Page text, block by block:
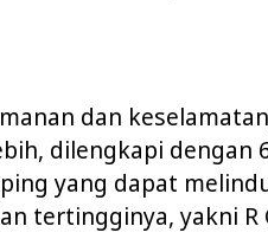
dan
dilengkapi dengan
yang dapat
tertingginya, yakni R